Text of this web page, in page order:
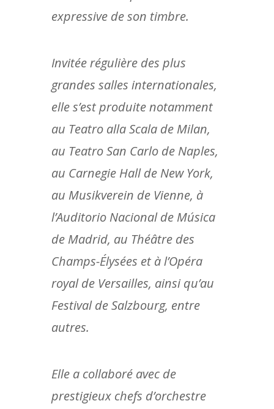
expressive de son timbre.
Invitée régulière des plus
grandes salles internationales,
elle s’est produite notamment
au Teatro alla Scala de Milan,
au Teatro San Carlo de Naples,
au Carnegie Hall de New York,
au Musikverein de Vienne, à
l’Auditorio Nacional de Música
de Madrid, au Théâtre des
Champs-Élysées et à l’Opéra
royal de Versailles, ainsi qu’au
Festival de Salzbourg, entre
autres.
Elle a collaboré avec de
prestigieux chefs d’orchestre